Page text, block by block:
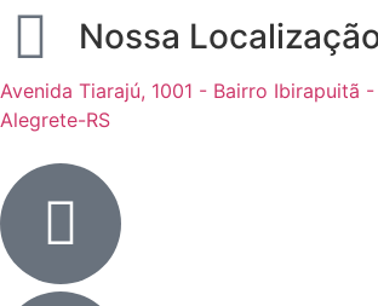
Nossa
Avenida Tiarajú, 1001 - Bairro Ibirapuitã
Alegrete-RS